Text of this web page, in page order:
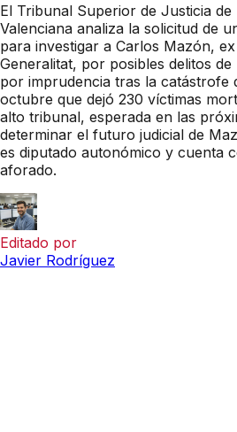
El Tribunal Superior de Justicia de
Valenciana analiza la solicitud de
para investigar a Carlos Mazón,
Generalitat, por posibles delitos de
por imprudencia tras la catástrofe
octubre que dejó 230 víctimas
alto tribunal, esperada en las
determinar el futuro judicial de
es diputado autonómico y cuenta
aforado.
Editado por
Javier Rodríguez